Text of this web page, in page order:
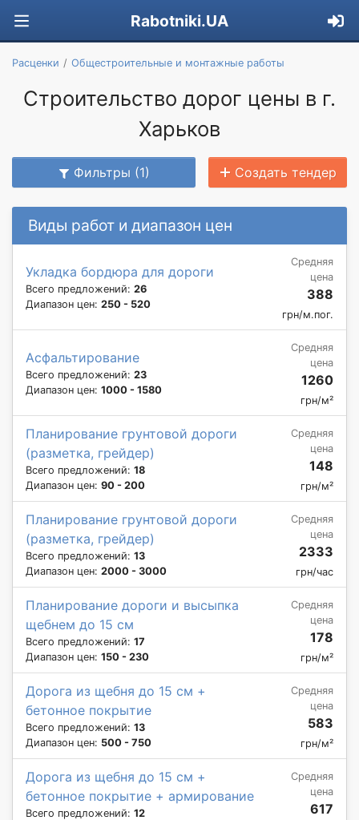
Rabotniki.UA
Расценки Общестроительные и монтажные работы
Строительство дорог цены в г.
Харьков
Фильтры (1) Создать тендер
Виды работ и диапазон цен
Укладка бордюра для дороги
Всего предложений: 26
Диапазон цен: 250 - 520
Средняя
цена
388
грн/м.пог.
Асфальтирование
Всего предложений: 23
Диапазон цен: 1000 - 1580
Средняя
цена
1260
грн/м²
Планирование грунтовой дороги
(разметка, грейдер)
Всего предложений: 18
Диапазон цен: 90 - 200
Средняя
цена
148
грн/м²
Планирование грунтовой дороги
(разметка, грейдер)
Всего предложений: 13
Диапазон цен: 2000 - 3000
Средняя
цена
2333
грн/час
Планирование дороги и высыпка
щебнем до 15 см
Всего предложений: 17
Диапазон цен: 150 - 230
Средняя
цена
178
грн/м²
Дорога из щебня до 15 см +
бетонное покрытие
Всего предложений: 13
Диапазон цен: 500 - 750
Средняя
цена
583
грн/м²
Дорога из щебня до 15 см +
бетонное покрытие + армирование
Всего предложений: 12
Средняя
цена
617